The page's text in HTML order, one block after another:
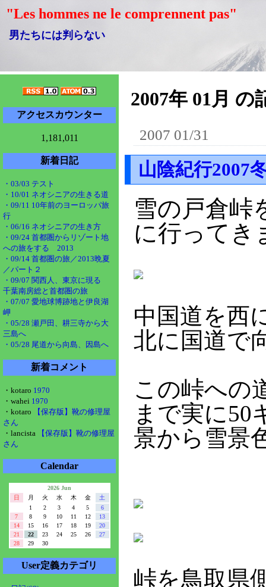
"Les hommes ne le comprennent pas"
男たちには判らない
アクセスカウンター
1,181,011
新着日記
・03/03 テスト
・10/01 ネオシニアの生きる道
・09/11 10年前のヨーロッパ旅
行
・06/16 ネオシニアの生き方
・09/24 首都圏からリゾート地
への旅をする 2013
・09/14 首都圏の旅／2013晩夏
／パート２
・09/07 関西人、東京に現る
千葉南房総と首都圏の旅
・07/07 愛地球博跡地と伊良湖
岬
・05/28 瀬戸田、耕三寺から大
三島へ
・05/28 尾道から向島、因島へ
新着コメント
・kotaro 1970
・wahei 1970
・kotaro
【保存版】靴の修理屋
さん
・lancista
【保存版】靴の修理屋
さん
Calendar
2026 Jun
日
月 火 水 木 金
土
1
2 3 4 5
6
7
8 9 10 11 12
13
14
15 16 17 18 19
20
21
22 23 24 25 26
27
28
29 30
User定義カテゴリ
2007年 01月 の
2007 01/31
山陰紀行2007
雪の戸倉峠
に行ってき
中国道を西
北に国道で
この峠への
まで実に50
景から雪景
峠を鳥取県